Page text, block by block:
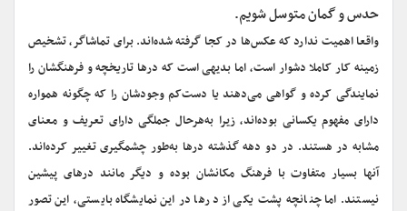
حدس و گمان متوسل شویم.
واقعا اهمیت ندارد که عکس‌ها در کجا گرفته شده‌اند. برای تماشاگر، تشخیص
زمینه کار کاملا دشوار است، اما بدیهی است که در‌ها تاریخچه و فرهنگشان را
نمایندگی کرده و گواهی می‌دهند یا دست‌کم وجودشان را که چگونه همواره
دارای مفهوم یکسانی بوده‌اند، زیرا به‌هرحال جملگی دارای تعریف و معنای
مشابه در هستند. در دو دهه گذشته در‌ها به‌طور چشمگیری تغییر کرده‌اند.
آنها بسیار متفاوت با فرهنگ مکانشان بوده و دیگر مانند در‌های پیشین
نیستند. اما چنانچه پشت یکی از در‌ها در این نمایشگاه بایستی، این تصور